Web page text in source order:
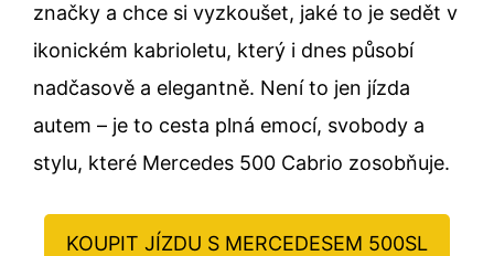
značky a chce si vyzkoušet, jaké to je sedět v
ikonickém kabrioletu, který i dnes působí
nadčasově a elegantně. Není to jen jízda
autem – je to cesta plná emocí, svobody a
stylu, které Mercedes 500 Cabrio zosobňuje.
KOUPIT JÍZDU S MERCEDESEM 500SL